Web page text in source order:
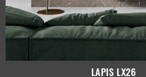
LAPIS LX26